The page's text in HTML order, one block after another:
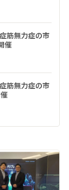
筋無力症の市
催
筋無力症の市